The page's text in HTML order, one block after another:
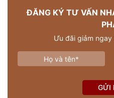
ĐĂNG KÝ TƯ VẤN
Ưu đãi giảm
GỬI